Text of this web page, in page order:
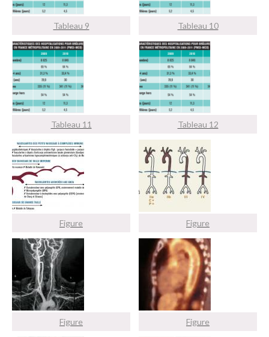
Tableau 9 Tableau 10
Tableau 11 Tableau 12
Figure Figure
Figure Figure